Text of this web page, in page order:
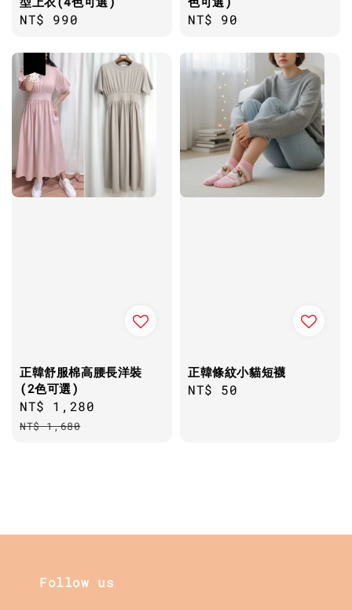
Regular
NT$ 990
Regular
NT$ 90
正韓舒服棉高腰長洋裝
(2色可選)
Sale
price
NT$ 1,280
NT$ 1,680
正韓條紋小貓短襪
Regular
NT$ 50
Follow us